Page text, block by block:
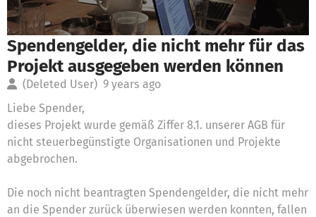
Spendengelder, die nicht mehr für das
Projekt ausgegeben werden können
(Deleted User) 9 years ago
Liebe Spender,
dieses Projekt wurde gemäß Ziffer 8.1. unserer AGB für
nicht steuerbegünstigte Organisationen und Projekte
abgebrochen.
Die noch nicht beantragten Spendengelder, die nicht mehr
an die Spender zurück überwiesen werden konnten, fallen